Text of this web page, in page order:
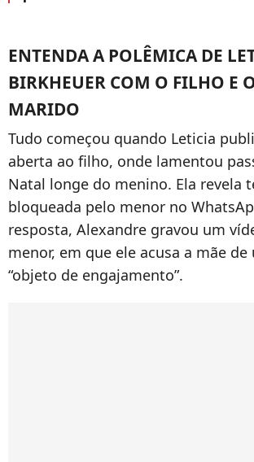
ENTENDA A POLÊMICA DE
BIRKHEUER COM O FILHO E
MARIDO
Tudo começou quando Leticia
aberta ao filho, onde lamentou
Natal longe do menino. Ela revela
bloqueada pelo menor no
resposta, Alexandre gravou um
menor, em que ele acusa a mãe de
“objeto de engajamento”.